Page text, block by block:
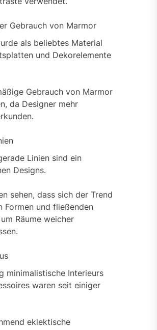
Gebrauch von Marmor
als beliebtes Material
und Dekorelemente
Gebrauch von Marmor
da Designer mehr
Linien sind ein
Designs.
sehen, dass sich der Trend
Formen und fließenden
Räume weicher
minimalistische Interieurs
waren seit einiger
eklektische